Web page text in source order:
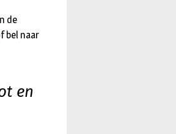
de
bel naar
en